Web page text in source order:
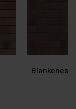
Blankenese